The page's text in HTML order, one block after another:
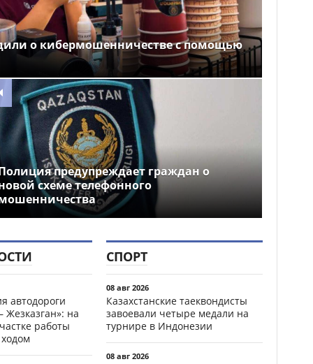
о кибермошенничестве с помощью
предупреждает граждан о
схеме телефонного
автодороги
Жезказган»: на
работы
СПОРТ
08 авг 2026
Казахстанские таеквондисты
завоевали четыре медали на
турнире в Индонезии
08 авг 2026